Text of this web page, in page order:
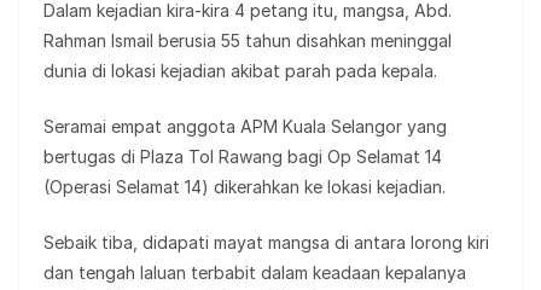
Dalam kejadian kira-kira 4 petang itu, mangsa, Abd.
Rahman Ismail berusia 55 tahun disahkan meninggal
dunia di lokasi kejadian akibat parah pada kepala.
Seramai empat anggota APM Kuala Selangor yang
bertugas di Plaza Tol Rawang bagi Op Selamat 14
(Operasi Selamat 14) dikerahkan ke lokasi kejadian.
Sebaik tiba, didapati mayat mangsa di antara lorong kiri
dan tengah laluan terbabit dalam keadaan kepalanya